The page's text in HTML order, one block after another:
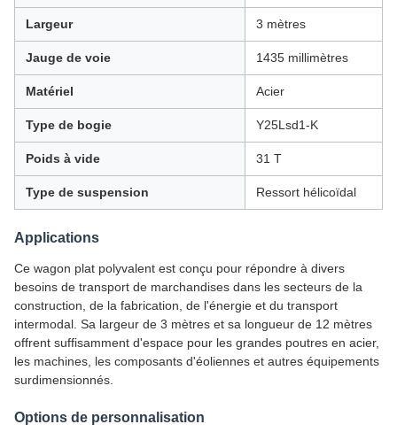
Largeur 3 mètres
Jauge de voie 1435 millimètres
Matériel Acier
Type de bogie Y25Lsd1-K
Poids à vide 31 T
Type de suspension Ressort hélicoïdal
Applications
Ce wagon plat polyvalent est conçu pour répondre à divers
besoins de transport de marchandises dans les secteurs de la
construction, de la fabrication, de l'énergie et du transport
intermodal. Sa largeur de 3 mètres et sa longueur de 12 mètres
offrent suffisamment d'espace pour les grandes poutres en acier,
les machines, les composants d'éoliennes et autres équipements
surdimensionnés.
Options de personnalisation